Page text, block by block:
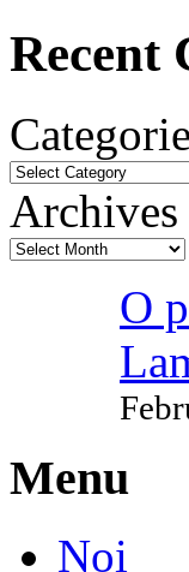
Recent
Archives
O
Menu
Noi